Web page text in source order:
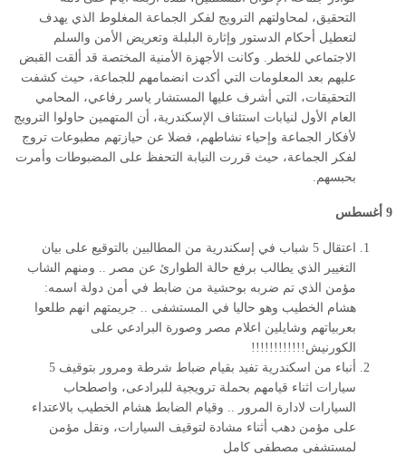
التحقيق، لمحاولتهم الترويج لفكر الجماعة المغلوط الذي يهدف
لتعطيل أحكام الدستور وإثارة البلبلة وتعريض الأمن والسلم
الاجتماعي للخطر. وكانت الأجهزة الأمنية المختصة قد ألقت القبض
عليهم بعد المعلومات التي أكدت انضمامهم للجماعة، حيث كشفت
التحقيقات، التي أشرف عليها المستشار ياسر رفاعي، المحامي
العام الأول لنيابات استئناف الإسكندرية، أن المتهمين حاولوا الترويج
لأفكار الجماعة وإحياء نشاطهم، فضلا عن حيازتهم مطبوعات تروج
لفكر الجماعة، حيث قررت النيابة التحفظ على المضبوطات وأمرت
بحبسهم.
9 أغسطس
اعتقال 5 شباب في إسكندرية من المطالبين بالتوقيع على بيان
التغيير الذي يطالب برفع حالة الطوارئ عن مصر .. ومنهم الشاب
مؤمن الذي تم ضربه بوحشية من ضابط في أمن دولة اسمه:
هشام الخطيب وهو حاليا في المستشفى .. جريمتهم انهم طلعوا
بعربياتهم وشايلين اعلام مصر وصورة البرادعي على
الكورنيش!!!!!!!!!!!!
أنباء من اسکندریة تفید بقیام ضباط شرطة ومرور بتوقیف 5
سیارات اثناء قیامهم بحملة ترویجیة للبرادعی، واصطحاب
السیارات لادارة المرور .. وقیام الضابط هشام الخطیب بالاعتداء
علی مؤمن دهب أثناء مشادة لتوقیف السیارات، ونقل مؤمن
لمستشفی مصطفی کامل